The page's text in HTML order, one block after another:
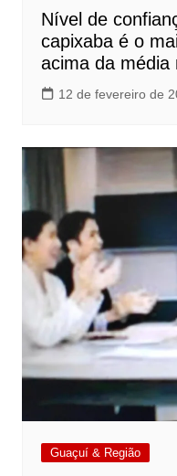
Nível de
capixaba é o
acima da média
12 de fevereiro de
Guaçuí & Região